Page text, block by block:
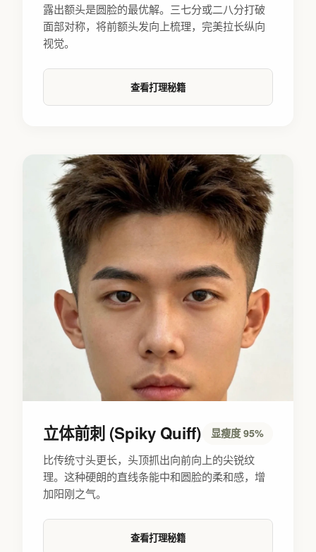
露出额头是圆脸的最优解。三七分或二八分打破
面部对称，将前额头发向上梳理，完美拉长纵向
视觉。
查看打理秘籍
立体前刺 (Spiky Quiff) 显瘦度 95%
比传统寸头更长，头顶抓出向前向上的尖锐纹
理。这种硬朗的直线条能中和圆脸的柔和感，增
加阳刚之气。
查看打理秘籍